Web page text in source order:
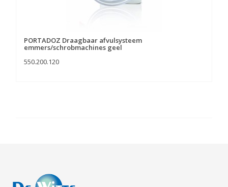
PORTADOZ Draagbaar afvulsysteem
emmers/schrobmachines geel
550.200.120